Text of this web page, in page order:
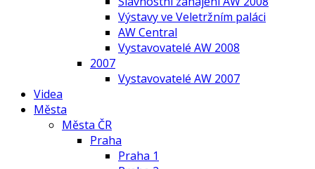
Výstavy ve Veletržním paláci
AW Central
Vystavovatelé AW 2008
2007
Vystavovatelé AW 2007
Videa
Města
Města ČR
Praha
Praha 1